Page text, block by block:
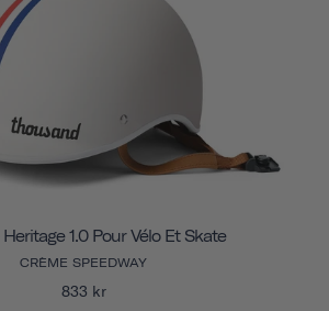
1.0 Pour Vélo Et Skate
CRÈME SPEEDWAY
833 kr